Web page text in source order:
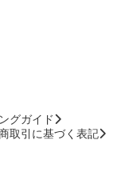
グガイド
取引に基づく表記